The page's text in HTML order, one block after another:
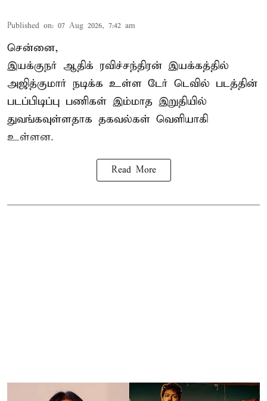
Published on: 07 Aug 2026, 7:42 am
சென்னை,
இயக்குநர் ஆதிக் ரவிச்சந்திரன் இயக்கத்தில்
அஜித்குமார் நடிக்க உள்ள டேர் டெவில் படத்தின்
படப்பிடிப்பு பணிகள் இம்மாத இறுதியில்
துவங்கவுள்ளதாக தகவல்கள் வெளியாகி
உள்ளன.
Read More